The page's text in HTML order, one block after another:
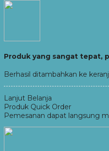
Produk yang sangat tepat,
Berhasil ditambahkan ke
Lanjut Belanja
Produk Quick Order
Pemesanan dapat langsung